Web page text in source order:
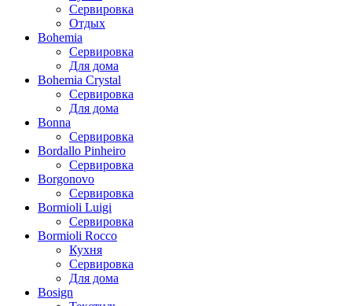
Сервировка
Отдых
Bohemia
Сервировка
Для дома
Bohemia Crystal
Сервировка
Для дома
Bonna
Сервировка
Bordallo Pinheiro
Сервировка
Borgonovo
Сервировка
Bormioli Luigi
Сервировка
Bormioli Rocco
Кухня
Сервировка
Для дома
Bosign